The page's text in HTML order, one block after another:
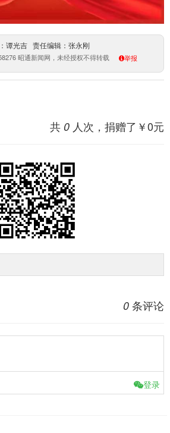
谭光吉 责任编辑：张永刚
昭通新闻网，未经授权不得转载 举报
共 0 人次，捐赠了￥0元
0 条评论
登录